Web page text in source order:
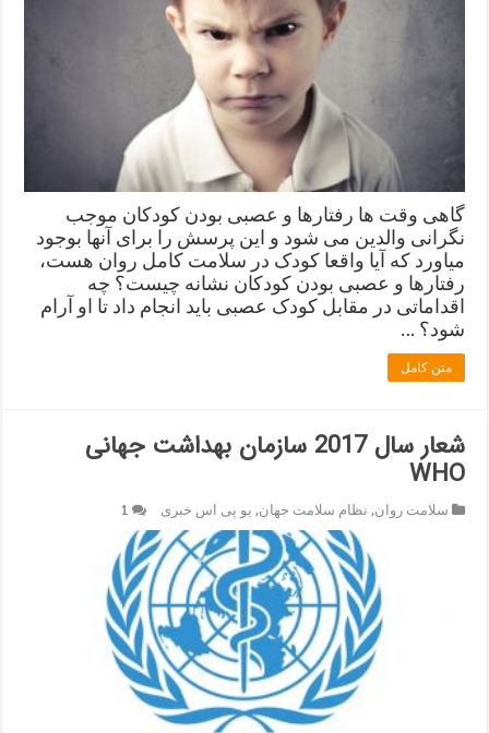
گاهی وقت ها رفتارها و عصبی بودن کودکان موجب
نگرانی والدین می شود و این پرسش را برای آنها بوجود
میاورد که آیا واقعا کودک در سلامت کامل روان هست،
رفتارها و عصبی بودن کودکان نشانه چیست؟ چه
اقداماتی در مقابل کودک عصبی باید انجام داد تا او آرام
شود؟ …
متن کامل
شعار سال 2017 سازمان بهداشت جهانی
WHO
سلامت روان, نظام سلامت جهان, یو پی اس خبری 1